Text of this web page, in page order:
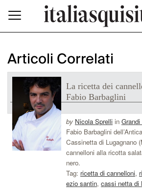
Articoli Correlati
La ricetta dei
Fabio Barbaglini
by Nicola Sprelli in
Fabio Barbaglini
Cassinetta di Lugagnano
cannelloni alla ricotta
nero.
Tag: ricetta di cannelloni,
ezio santin, cassi netta di